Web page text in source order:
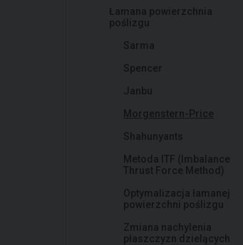
Łamana powierzchnia
poślizgu
Sarma
Spencer
Janbu
Morgenstern-Price
Shahunyants
Metoda ITF (Imbalance
Thrust Force Method)
Optymalizacja łamanej
powierzchni poślizgu
Zmiana nachylenia
płaszczyzn dzielących